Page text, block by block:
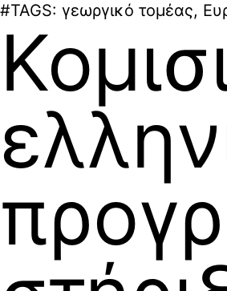
#TAGS: γεωργικό τομέας,